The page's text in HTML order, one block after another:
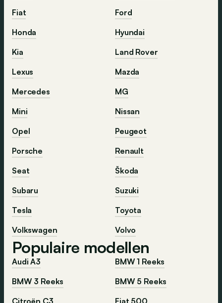
Fiat
Ford
Honda
Hyundai
Kia
Land Rover
Lexus
Mazda
Mercedes
MG
Mini
Nissan
Opel
Peugeot
Porsche
Renault
Seat
Škoda
Subaru
Suzuki
Tesla
Toyota
Volkswagen
Volvo
Populaire modellen
Audi A3
BMW 1 Reeks
BMW 3 Reeks
BMW 5 Reeks